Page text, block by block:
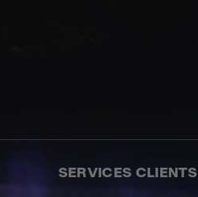
SERVICES CLIENTS